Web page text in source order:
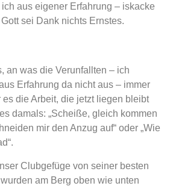
aus eigener Erfahrung – iskacke
sei Dank nichts Ernstes.
an was die Verunfallten – ich
Erfahrung da nicht aus – immer
die Arbeit, die jetzt liegen bleibt
damals: „Scheiße, gleich kommen
mir den Anzug auf“ oder „Wie
Clubgefüge von seiner besten
am Berg oben wie unten